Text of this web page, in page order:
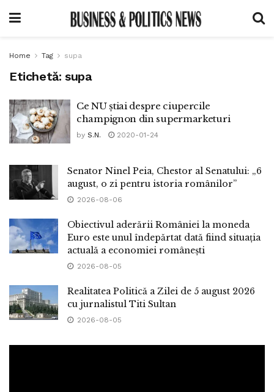
Home Tag supa
Etichetă: supa
Ce NU știai despre ciupercile
champignon din supermarketuri
by S.N. 2020-01-24
Senator Ninel Peia, Chestor al Senatului: „6
august, o zi pentru istoria românilor”
2026-08-06
Obiectivul aderării României la moneda
Euro este unul îndepărtat dată fiind situația
actuală a economiei românești
2026-08-05
Realitatea Politică a Zilei de 5 august 2026
cu jurnalistul Titi Sultan
2026-08-05